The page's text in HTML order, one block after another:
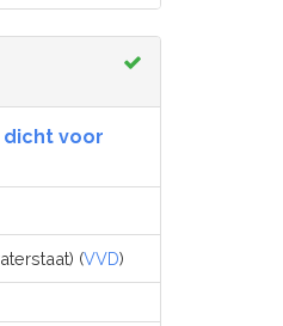
dicht voor
(VVD)